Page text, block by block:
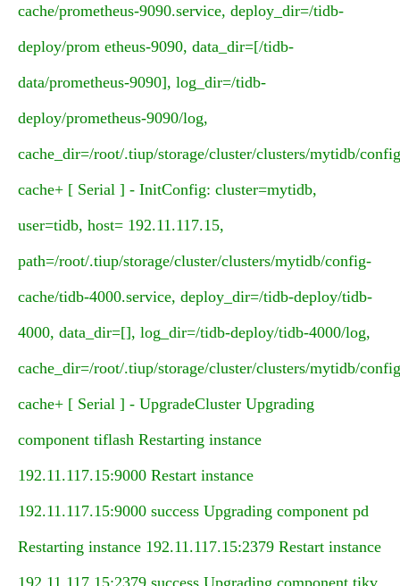
cache/prometheus-9090.service, deploy_dir=/tidb-
deploy/prom etheus-9090, data_dir=[/tidb-
data/prometheus-9090], log_dir=/tidb-
deploy/prometheus-9090/log,
cache_dir=/root/.tiup/storage/cluster/clusters/mytidb/
cache+ [ Serial ] - InitConfig: cluster=mytidb,
user=tidb, host= 192.11.117.15,
path=/root/.tiup/storage/cluster/clusters/mytidb/config-
cache/tidb-4000.service, deploy_dir=/tidb-deploy/tidb-
4000, data_dir=[], log_dir=/tidb-deploy/tidb-4000/log,
cache_dir=/root/.tiup/storage/cluster/clusters/mytidb/
cache+ [ Serial ] - UpgradeCluster Upgrading
component tiflash Restarting instance
192.11.117.15:9000 Restart instance
192.11.117.15:9000 success Upgrading component pd
Restarting instance 192.11.117.15:2379 Restart instance
192.11.117.15:2379 success Upgrading component tikv